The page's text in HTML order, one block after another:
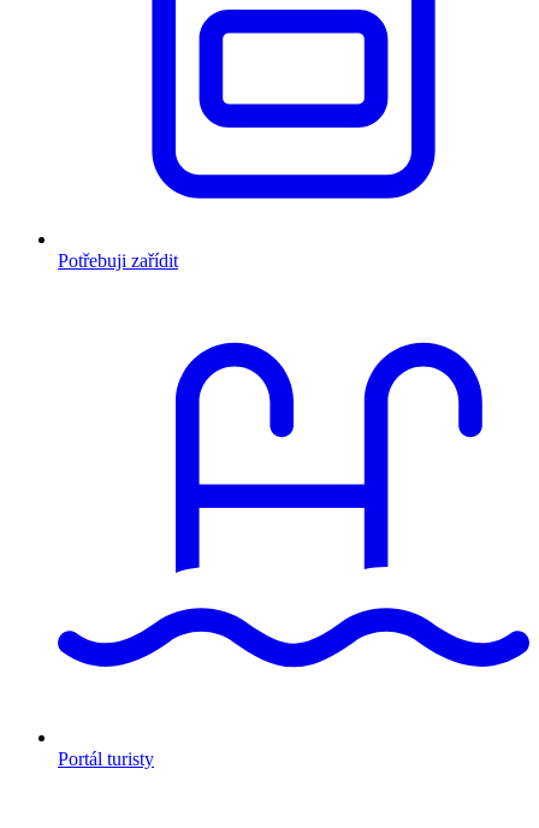
Potřebuji zařídit
Portál turisty